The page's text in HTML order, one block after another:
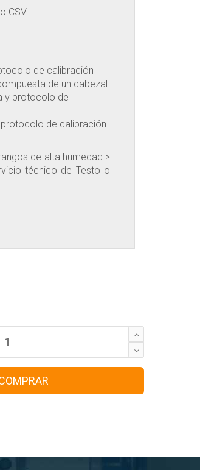
CSV.
de calibración
de un cabezal
y protocolo de
de calibración
de alta humedad >
técnico de Testo o